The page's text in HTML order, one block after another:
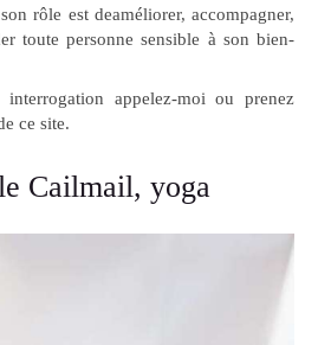
rôle est deaméliorer, accompagner,
toute personne sensible à son bien-
appelez-moi ou prenez
ce site.
Cailmail, yoga